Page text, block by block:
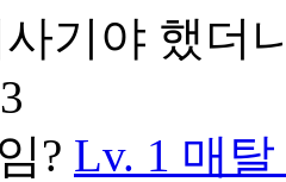
기야 했더
? Lv. 1 매탈